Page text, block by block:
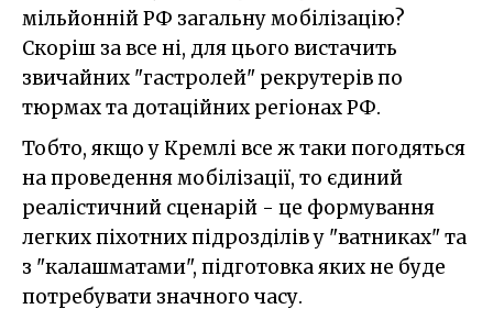
мільйонній РФ загальну мобілізацію?
Скоріш за все ні, для цього вистачить
звичайних "гастролей" рекрутерів по
тюрмах та дотаційних регіонах РФ.
Тобто, якщо у Кремлі все ж таки погодяться
на проведення мобілізації, то єдиний
реалістичний сценарій - це формування
легких піхотних підрозділів у "ватниках" та
з "калашматами", підготовка яких не буде
потребувати значного часу.